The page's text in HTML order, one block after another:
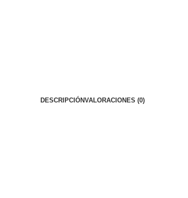
DESCRIPCIÓNVALORACIONES (0)